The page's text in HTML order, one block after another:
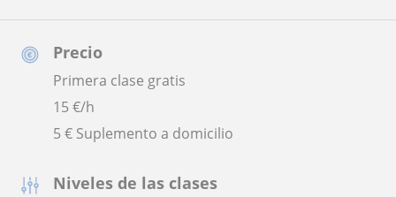
Precio
Primera clase gratis
15€/h
5 € Suplemento a domicilio
Niveles de las clases